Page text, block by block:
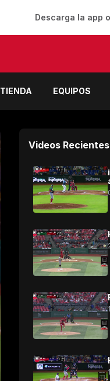
Descarga la app
TIENDA EQUIPOS
Videos Recientes